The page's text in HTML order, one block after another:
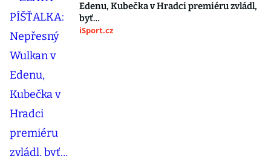
Edenu, Kubečka v Hradci premiéru zvládl,
byť…
iSport.cz